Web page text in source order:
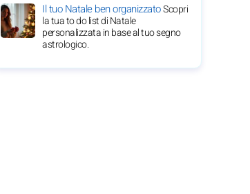
Il tuo Natale ben organizzatoScopri
la tua to do list di Natale
personalizzata in base al tuo segno
astrologico.